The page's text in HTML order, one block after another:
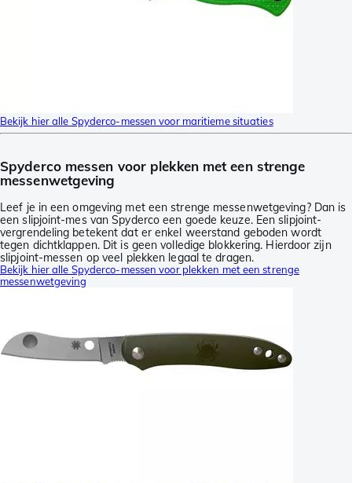
Bekijk hier alle Spyderco-messen voor maritieme situaties
Spyderco messen voor plekken met een strenge
messenwetgeving
Leef je in een omgeving met een strenge messenwetgeving? Dan is
een slipjoint-mes van Spyderco een goede keuze. Een slipjoint-
vergrendeling betekent dat er enkel weerstand geboden wordt
tegen dichtklappen. Dit is geen volledige blokkering. Hierdoor zijn
slipjoint-messen op veel plekken legaal te dragen.
Bekijk hier alle Spyderco-messen voor plekken met een strenge
messenwetgeving